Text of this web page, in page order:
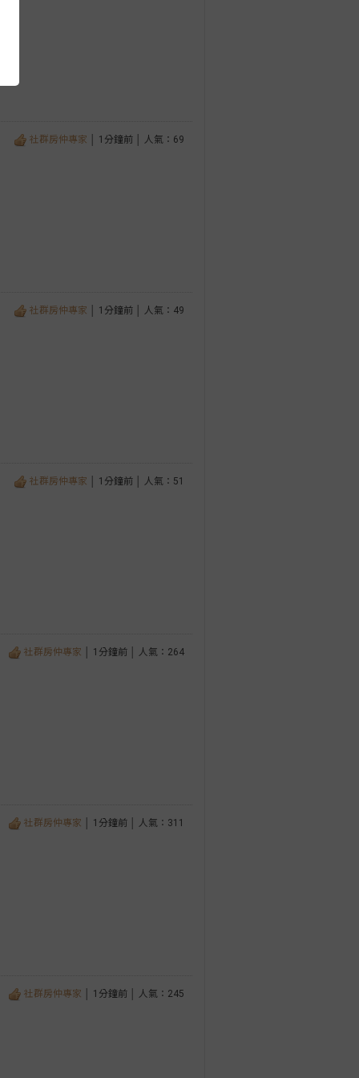
社群房仲專家 │ 1分鐘前 │ 人氣：69
社群房仲專家 │ 1分鐘前 │ 人氣：49
社群房仲專家 │ 1分鐘前 │ 人氣：51
社群房仲專家 │ 1分鐘前 │ 人氣：264
社群房仲專家 │ 1分鐘前 │ 人氣：311
社群房仲專家 │ 1分鐘前 │ 人氣：245